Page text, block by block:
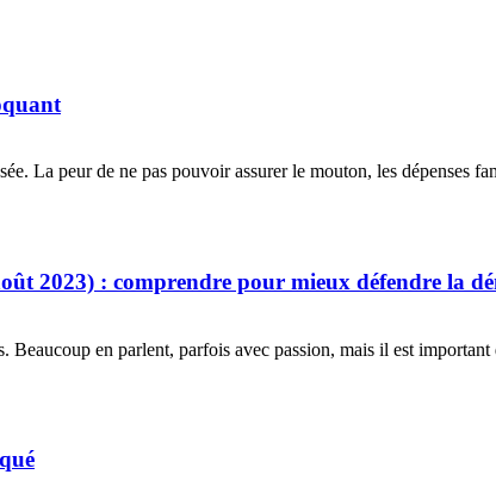
La peur de ne pas pouvoir assurer le mouton, les dépenses
2023) : comprendre pour mieux défendre la
en parlent, parfois avec passion, mais il est